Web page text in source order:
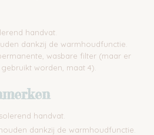
handvat.
dankzij de warmhoudfunctie.
wasbare filter (maar er
worden, maat 4).
handvat.
dankzij de warmhoudfunctie.